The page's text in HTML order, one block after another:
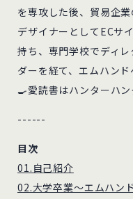
を専攻した後、貿易企
デザイナーとしてECサ
持ち、専門学校でディ
ダーを経て、エムハン
🍳愛読書はハンターハン
------
目次
01.自己紹介
02.大学卒業～エムハン